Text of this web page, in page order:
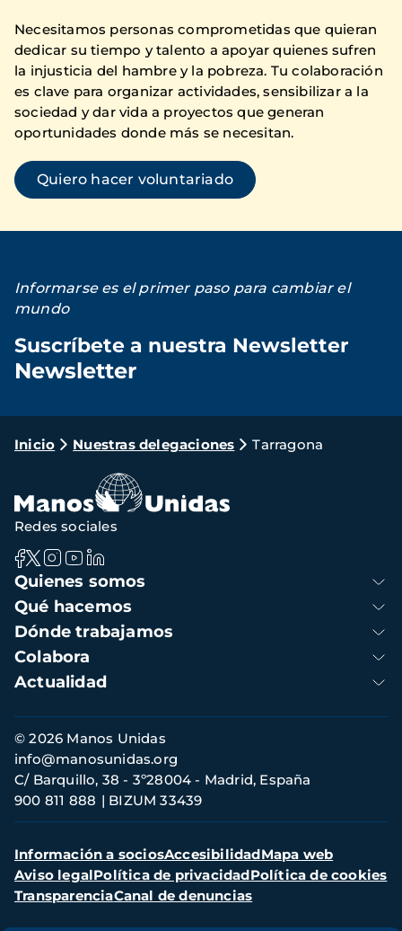
Necesitamos personas comprometidas que quieran
dedicar su tiempo y talento a apoyar quienes sufren
la injusticia del hambre y la pobreza. Tu colaboración
es clave para organizar actividades, sensibilizar a la
sociedad y dar vida a proyectos que generan
oportunidades donde más se necesitan.
Quiero hacer voluntariado
Informarse es el primer paso para cambiar el
mundo
Suscríbete a nuestra Newsletter
Newsletter
Ruta
navegación
Inicio Nuestras delegaciones Tarragona
Navegación
principal
Quienes somos
Qué hacemos
Dónde trabajamos
Colabora
Actualidad
Redes sociales
Información
de
contacto
© 2026 Manos Unidas
C/ Barquillo, 38 - 3º28004 - Madrid, España
900 811 888
BIZUM 33439
info@manosunidas.org
Menú
secundario
Información a sociosAccesibilidadMapa web
Aviso legalPolítica de privacidadPolítica de cookies
TransparenciaCanal de denuncias